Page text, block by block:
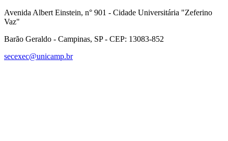
Avenida Albert Einstein, n° 901 - Cidade Universitária "Zeferino
Vaz"
Barão Geraldo - Campinas, SP - CEP: 13083-852
secexec@unicamp.br